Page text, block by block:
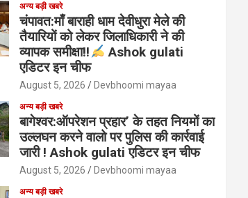
अन्य बड़ी खबरे
चंपावत:माँ बाराही धाम देवीधुरा मेले की
तैयारियों को लेकर जिलाधिकारी ने की
व्यापक समीक्षा!!
Ashok gulati
एडिटर इन चीफ
August 5, 2026 Devbhoomi mayaa
अन्य बड़ी खबरे
बागेश्वर:ऑपरेशन प्रहार’ के तहत नियमों का
उल्लघन करने वालो पर पुलिस की कार्रवाई
जारी ! Ashok gulati एडिटर इन चीफ
August 5, 2026 Devbhoomi mayaa
अन्य बड़ी खबरे